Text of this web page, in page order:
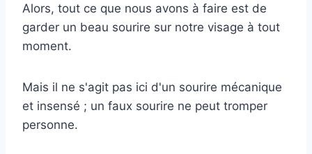
Alors, tout ce que nous avons à faire est de
garder un beau sourire sur notre visage à tout
moment.
Mais il ne s'agit pas ici d'un sourire mécanique
et insensé ; un faux sourire ne peut tromper
personne.